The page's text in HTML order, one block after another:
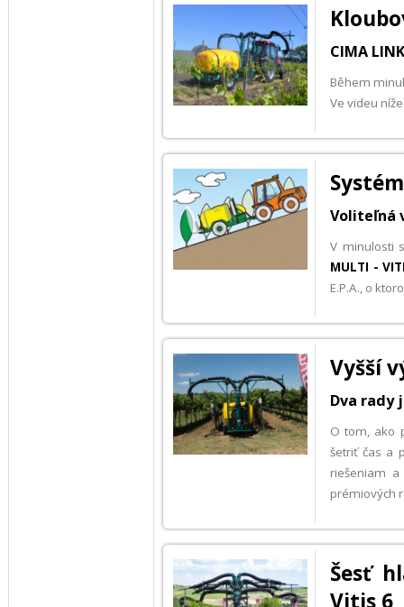
CIMA
Během
Ve videu
Voliteľná
V minulosti
MULTI -
E.P.A., o
Vyšší
Dva rady
O tom, ako
šetriť čas a
riešeniam
prémiových
Šesť
Vitis 6